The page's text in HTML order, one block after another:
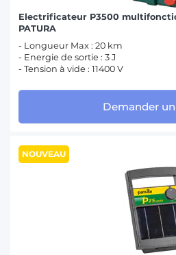
Electrificateur P3500
PATURA
- Longueur Max : 20 km
- Energie de sortie : 3 J
- Tension à vide : 11400 V
Demander
NOUVEAU